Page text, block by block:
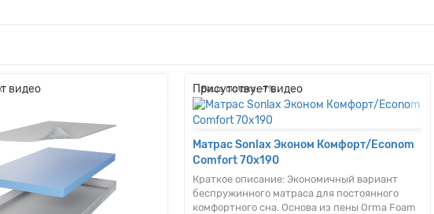
видео Присутствует видео
Ваша скидка: -7%
Матрас Sonlax Эконом Комфорт/Econom
Comfort 70x190
Краткое описание: Экономичный вариант
беспружинного матраса для постоянного
комфортного сна. Основа из пены Orma Foam